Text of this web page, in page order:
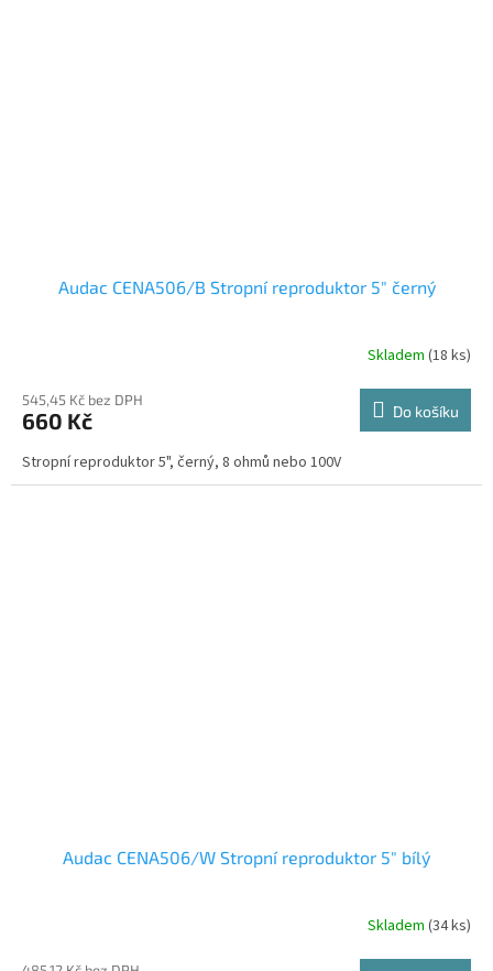
Audac CENA506/B Stropní reproduktor 5" černý
Skladem (18 ks)
545,45 Kč bez DPH
660 Kč Do košíku
Stropní reproduktor 5", černý, 8 ohmů nebo 100V
Audac CENA506/W Stropní reproduktor 5" bílý
Skladem (34 ks)